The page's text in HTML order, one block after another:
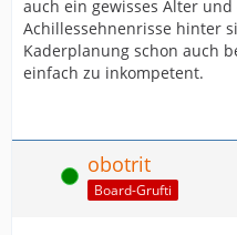
auch ein gewisses Alter
Achillessehnenrisse hinter
Kaderplanung schon auch
einfach zu inkompetent.
Online obotrit
Board-Grufti